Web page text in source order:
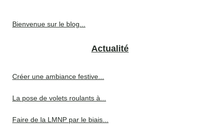
Bienvenue sur le blog...
Actualité
Créer une ambiance festive...
La pose de volets roulants à...
Faire de la LMNP par le biais...